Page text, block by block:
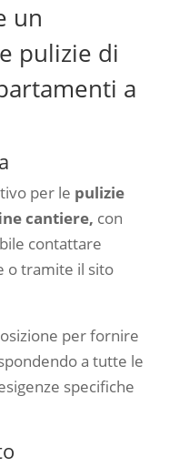
un
pulizie di
a
per le pulizie
cantiere, con
contattare
o tramite il sito
per fornire
a tutte le
specifiche